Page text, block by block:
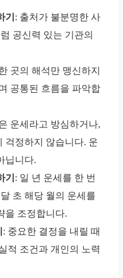
기 : 출처가 불분명한 사
공신력 있는 기관의
곳의 해석만 맹신하지
공통된 흐름을 파악합
운세라고 방심하거나,
걱정하지 않습니다. 운
닙니다.
기 : 일 년 운세를 한 번
초 해당 월의 운세를
을 조정합니다.
: 중요한 결정을 내릴 때
적 조건과 개인의 노력